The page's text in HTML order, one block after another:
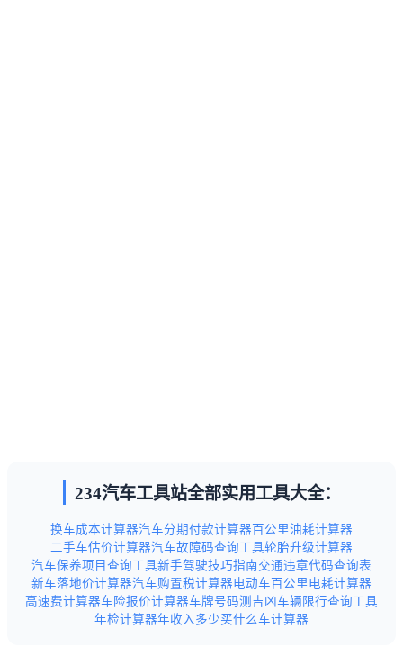
234汽车工具站全部实用工具大全：
换车成本计算器汽车分期付款计算器 百公里油耗计算器
二手车估价计算器汽车故障码查询工具轮胎升级计算器
汽车保养项目查询工具新手驾驶技巧指南交通违章代码查询表
新车落地价计算器汽车购置税计算器电动车百公里电耗计算器
高速费计算器车险报价计算器车牌号码测吉凶车辆限行查询工具
年检计算器年收入多少买什么车计算器